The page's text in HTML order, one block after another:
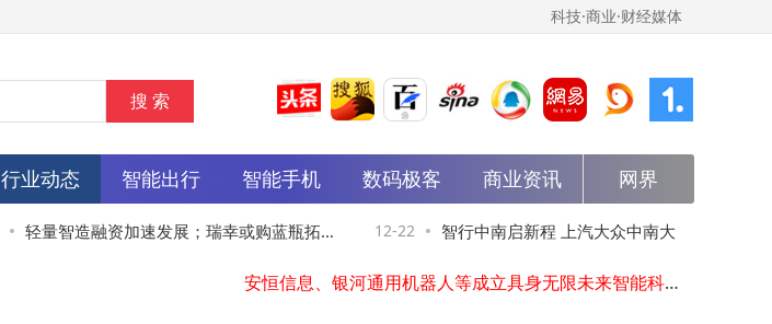
科技·商业·财经媒体
行业动态 智能出行 智能手机 数码极客 商业资讯 网界
轻量智造融资加速发展；瑞幸或购蓝瓶拓高 12-22 智行中南启新程 上汽大众中南大区2025媒体
交流会共绘油电同进新蓝图
星网锐捷、合力泰等新设创投合伙企业
华为nova 15系列12月22日发布，Ultra版配置升级亮点多引期待
ThinkPad赋能多领域：律师、探险家、创作者共述突破与蜕变
安恒信息、银河通用机器人等成立具身无限未来智能科技发展企业